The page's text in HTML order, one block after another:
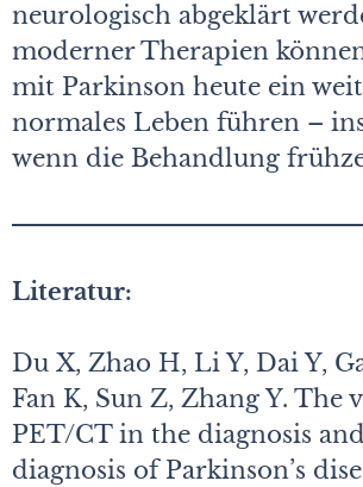
neurologisch abgeklärt
moderner Therapien
mit Parkinson heute ein
normales Leben führen –
wenn die Behandlung
Literatur:
Du X, Zhao H, Li Y, Dai Y,
Fan K, Sun Z, Zhang Y. The
PET/CT in the diagnosis
diagnosis of Parkinson’s